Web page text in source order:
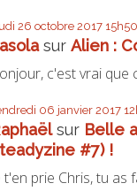
26 octobre 2017 15h50
surAlien :
c'est vrai que
06 janvier 2017
sur Belle
#7) !
t'en prie Chris, tu